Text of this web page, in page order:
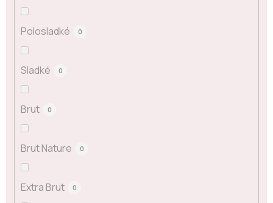
Polosladké 0
Sladké 0
Brut 0
Brut Nature 0
Extra Brut 0